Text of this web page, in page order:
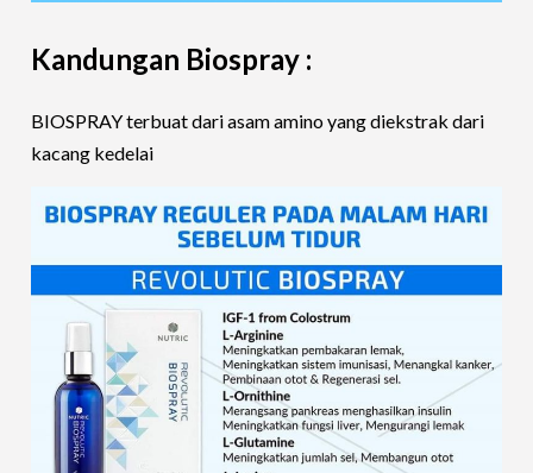
Kandungan Biospray :
BIOSPRAY terbuat dari asam amino yang diekstrak dari
kacang kedelai